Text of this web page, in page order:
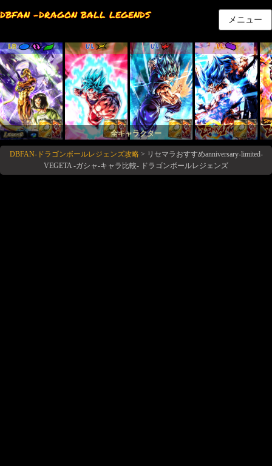
DBFAN -DRAGON BALL LEGENDS メニュー
LR UL UL LL
全キャラクター
DBFAN-ドラゴンボールレジェンズ攻略> リセマラおすすめanniversary-limited-
VEGETA -ガシャ-キャラ比較- ドラゴンボールレジェンズ